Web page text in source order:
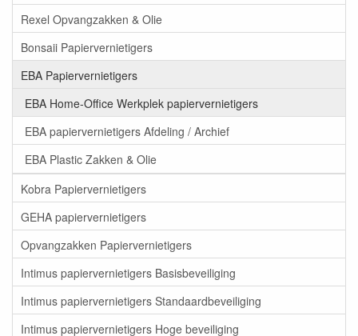
Rexel Opvangzakken & Olie
Bonsaii Papiervernietigers
EBA Papiervernietigers
EBA Home-Office Werkplek papiervernietigers
EBA papiervernietigers Afdeling / Archief
EBA Plastic Zakken & Olie
Kobra Papiervernietigers
GEHA papiervernietigers
Opvangzakken Papiervernietigers
Intimus papiervernietigers Basisbeveiliging
Intimus papiervernietigers Standaardbeveiliging
Intimus papiervernietigers Hoge beveiliging